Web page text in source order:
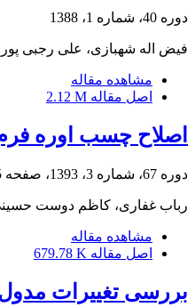
دوره 40، شماره 1، 1388
فیض اله شهبازی، علی رجبی
مشاهده مقاله
اصل مقاله 2.12 M
اصلاح چسب اوره فرم
دوره 67، شماره 3، 1393، صفحه
رباب غفاری، کاظم دوست
مشاهده مقاله
اصل مقاله 679.78 K
بررسی تغییرات